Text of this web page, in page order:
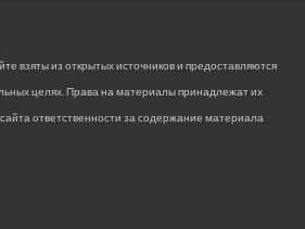
взяты из открытых источников и предоставляются
целях. Права на материалы принадлежат их
ответственности за содержание материала